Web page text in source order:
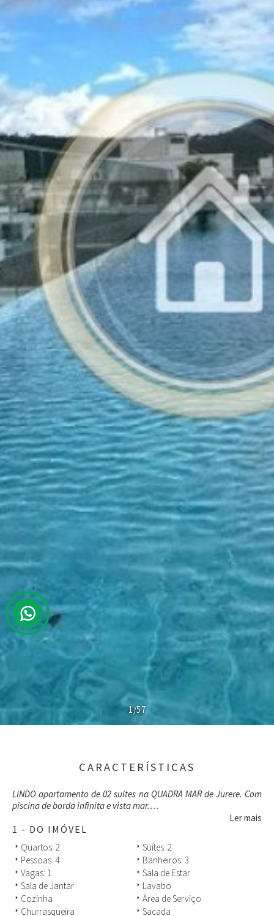
1/57
CARACTERÍSTICAS
LINDO apartamento de 02 suites na QUADRA MAR de Jurere. Com
piscina de borda infinita e vista mar.
Ler mais
1 - DO IMÓVEL
arrow_right Quartos: 2 arrow_right Suítes: 2
arrow_right Pessoas: 4 arrow_right Banheiros: 3
arrow_right Vagas: 1 arrow_right Sala de Estar
arrow_right Sala de Jantar arrow_right Lavabo
arrow_right Cozinha arrow_right Área de Serviço
arrow_right Churrasqueira arrow_right Sacada